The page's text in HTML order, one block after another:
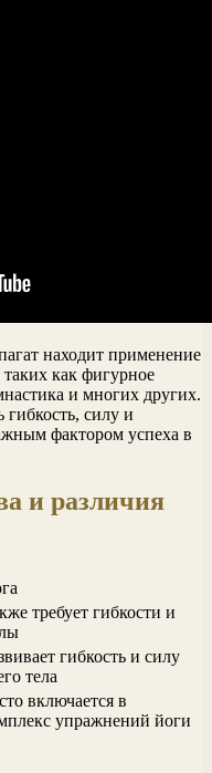
находит применение
как фигурное
и многих других.
силу и
фактором успеха в
и различия
требует гибкости и
гибкость и силу
тела
включается в
упражнений йоги